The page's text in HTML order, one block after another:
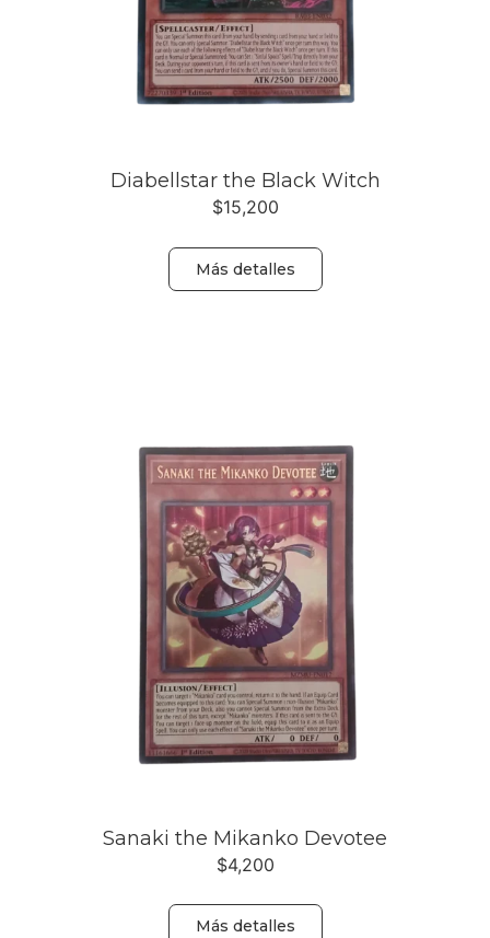
Diabellstar the Black Witch
$15,200
Más detalles
Sanaki the Mikanko Devotee
$4,200
Más detalles